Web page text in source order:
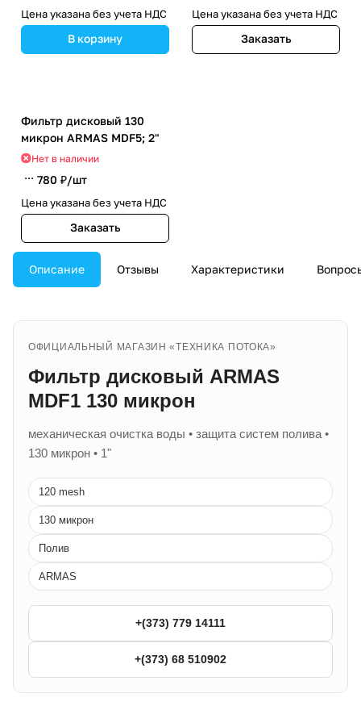
Цена указана без учета НДС
В корзину
Цена указана без учета НДС
Заказать
Фильтр дисковый 130
микрон ARMAS MDF5; 2"
Нет в наличии
780 ₽/шт
Цена указана без учета НДС
Заказать
Описание Отзывы Характеристики
ОФИЦИАЛЬНЫЙ МАГАЗИН «ТЕХНИКА ПОТОКА»
Фильтр дисковый ARMAS
MDF1 130 микрон
механическая очистка воды • защита систем полива •
130 микрон • 1"
120 mesh
130 микрон
Полив
ARMAS
+(373) 779 14111
+(373) 68 510902